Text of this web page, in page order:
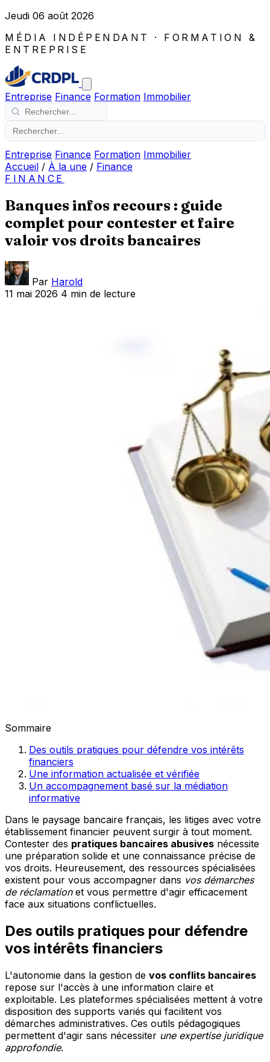
Jeudi 06 août 2026
MÉDIA INDÉPENDANT · FORMATION &
ENTREPRISE
Entreprise Finance Formation Immobilier
Entreprise Finance Formation Immobilier
Accueil / À la une / Finance
FINANCE
Banques infos recours : guide
complet pour contester et faire
valoir vos droits bancaires
Par Harold
11 mai 2026 4 min de lecture
Sommaire
Des outils pratiques pour défendre vos intérêts
financiers
Une information actualisée et vérifiée
Un accompagnement basé sur la médiation
informative
Dans le paysage bancaire français, les litiges avec votre
établissement financier peuvent surgir à tout moment.
Contester des pratiques bancaires abusives nécessite
une préparation solide et une connaissance précise de
vos droits. Heureusement, des ressources spécialisées
existent pour vous accompagner dans vos démarches
de réclamationet vous permettre d'agir efficacement
face aux situations conflictuelles.
Des outils pratiques pour défendre
vos intérêts financiers
L'autonomie dans la gestion de vos conflits bancaires
repose sur l'accès à une information claire et
exploitable. Les plateformes spécialisées mettent à votre
disposition des supports variés qui facilitent vos
démarches administratives. Ces outils pédagogiques
permettent d'agir sans nécessiter une expertise juridique
approfondie.